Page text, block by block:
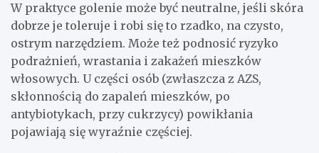
W praktyce golenie może być neutralne, jeśli skóra
dobrze je toleruje i robi się to rzadko, na czysto,
ostrym narzędziem. Może też podnosić ryzyko
podrażnień, wrastania i zakażeń mieszków
włosowych. U części osób (zwłaszcza z AZS,
skłonnością do zapaleń mieszków, po
antybiotykach, przy cukrzycy) powikłania
pojawiają się wyraźnie częściej.